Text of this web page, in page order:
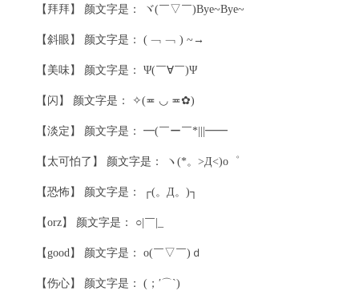
【拜拜】 颜文字是： ヾ(￣▽￣)Bye~Bye~
【斜眼】 颜文字是： ( ﹁ ﹁ ) ~→
【美味】 颜文字是： Ψ(￣∀￣)Ψ
【闪】 颜文字是： ✧(≖ ◡ ≖✿)
【淡定】 颜文字是： ━(￣ー￣*|||━━
【太可怕了】 颜文字是： ヽ(*。>Д<)o゜
【恐怖】 颜文字是： ┌(。Д。)┐
【orz】 颜文字是： ○|￣|_
【good】 颜文字是： o(￣▽￣)ｄ
【伤心】 颜文字是： (；′⌒`)